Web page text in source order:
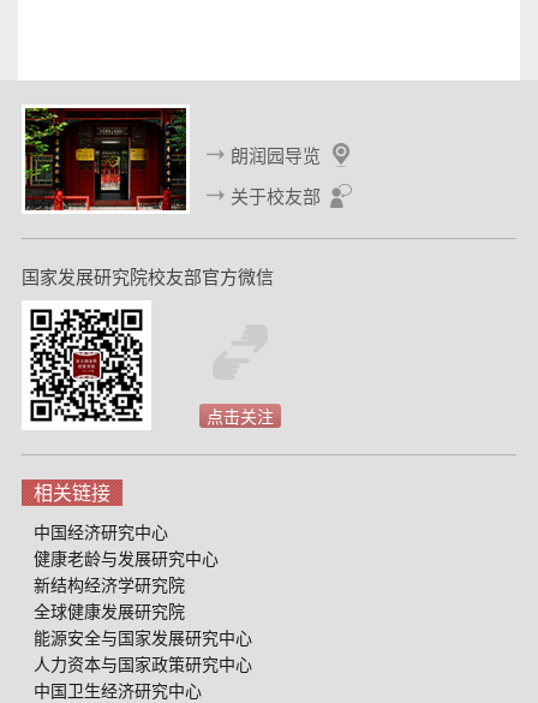
朗润园导览
关于校友部
国家发展研究院校友部官方微信
点击关注
相关链接
中国经济研究中心
健康老龄与发展研究中心
新结构经济学研究院
全球健康发展研究院
能源安全与国家发展研究中心
人力资本与国家政策研究中心
中国卫生经济研究中心